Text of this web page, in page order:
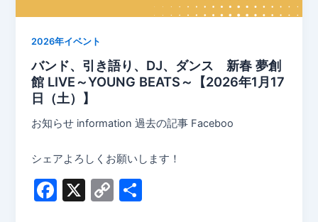
2026年イベント
バンド、引き語り、DJ、ダンス 新春 夢創
館 LIVE～YOUNG BEATS～【2026年1月17
日（土）】
お知らせ information 過去の記事 Faceboo
シェアよろしくお願いします！
F
X
C